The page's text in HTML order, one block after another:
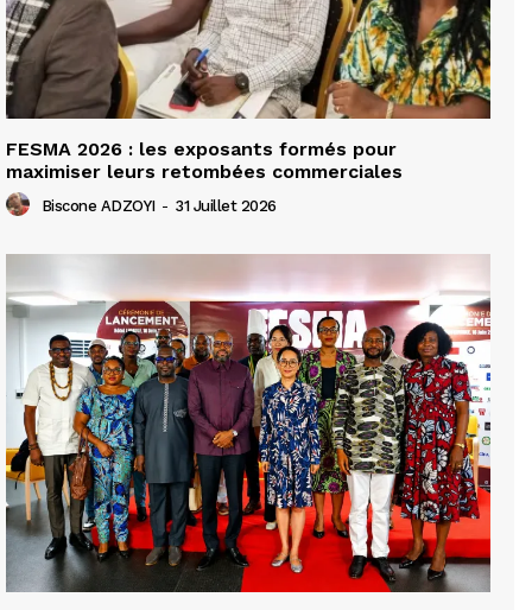
FESMA 2026 : les exposants formés pour
maximiser leurs retombées commerciales
Biscone ADZOYI - 31 Juillet 2026